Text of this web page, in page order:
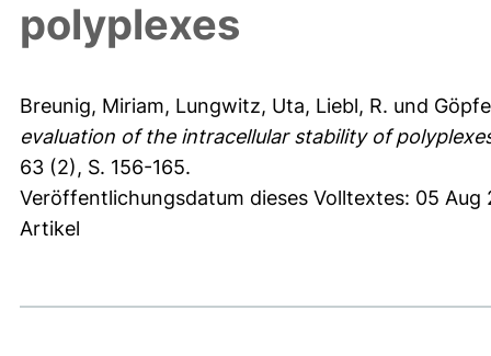
polyplexes
Breunig, Miriam, Lungwitz, Uta, Liebl, R. und
evaluation of the intracellular stability of
63 (2), S. 156-165.
Veröffentlichungsdatum dieses Volltextes: 05 Aug
Artikel